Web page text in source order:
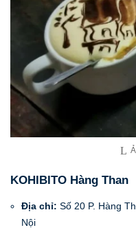
KOHIBITO Hàng Than
Địa chỉ: Số 20 P. Hàng
Nội